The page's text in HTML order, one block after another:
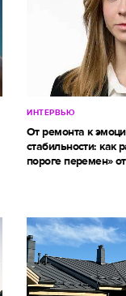
ИНТЕРВЬЮ
От ремонта к
стабильности: как
пороге перемен»